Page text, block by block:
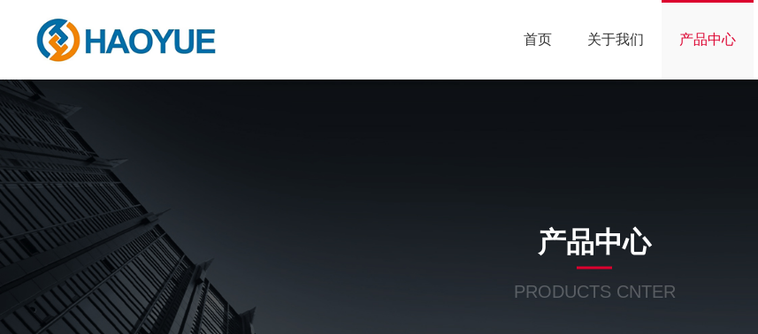
首页 关于我们 产品中心
产品中心
PRODUCTS CNTER